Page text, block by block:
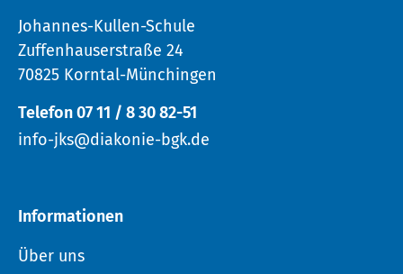
Johannes-Kullen-Schule
Zuffenhauserstraße 24
70825 Korntal-Münchingen
Telefon 07 11 / 8 30 82-51
info-jks@diakonie-bgk.de
Informationen
Über uns